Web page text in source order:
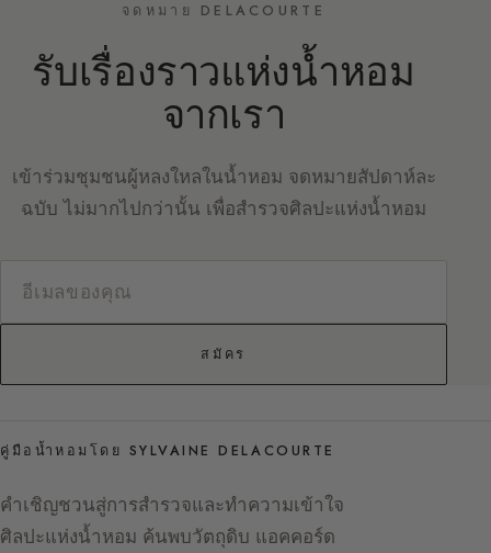
จดหมาย DELACOURTE
รับเรื่องราวแห่งน้ำหอม
จากเรา
เข้าร่วมชุมชนผู้หลงใหลในน้ำหอม จดหมายสัปดาห์ละ
ฉบับ ไม่มากไปกว่านั้น เพื่อสำรวจศิลปะแห่งน้ำหอม
สมัคร
คู่มือน้ำหอมโดย SYLVAINE DELACOURTE
คำเชิญชวนสู่การสำรวจและทำความเข้าใจ
ศิลปะแห่งน้ำหอม ค้นพบวัตถุดิบ แอคคอร์ด